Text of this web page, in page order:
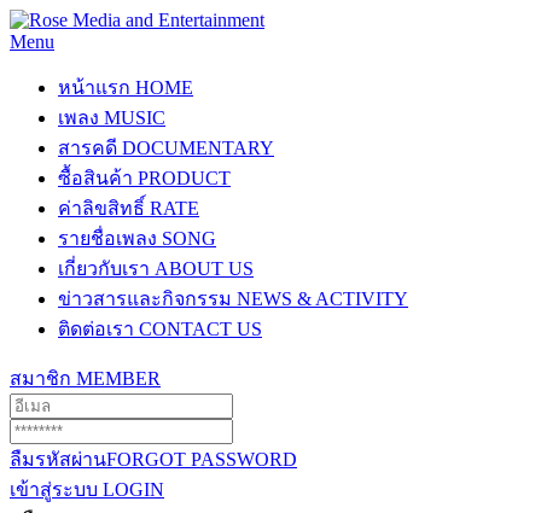
Menu
หน้าแรก HOME
เพลง MUSIC
สารคดี DOCUMENTARY
ซื้อสินค้า PRODUCT
ค่าลิขสิทธิ์ RATE
รายชื่อเพลง SONG
เกี่ยวกับเรา ABOUT US
ข่าวสารและกิจกรรม NEWS & ACTIVITY
ติดต่อเรา CONTACT US
สมาชิก MEMBER
ลืมรหัสผ่านFORGOT PASSWORD
เข้าสู่ระบบ LOGIN